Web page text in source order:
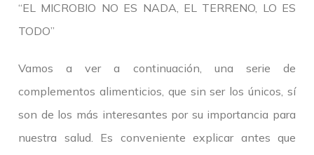
“EL MICROBIO NO ES NADA, EL TERRENO, LO ES
TODO”
Vamos a ver a continuación, una serie de
complementos alimenticios, que sin ser los únicos, sí
son de los más interesantes por su importancia para
nuestra salud. Es conveniente explicar antes que